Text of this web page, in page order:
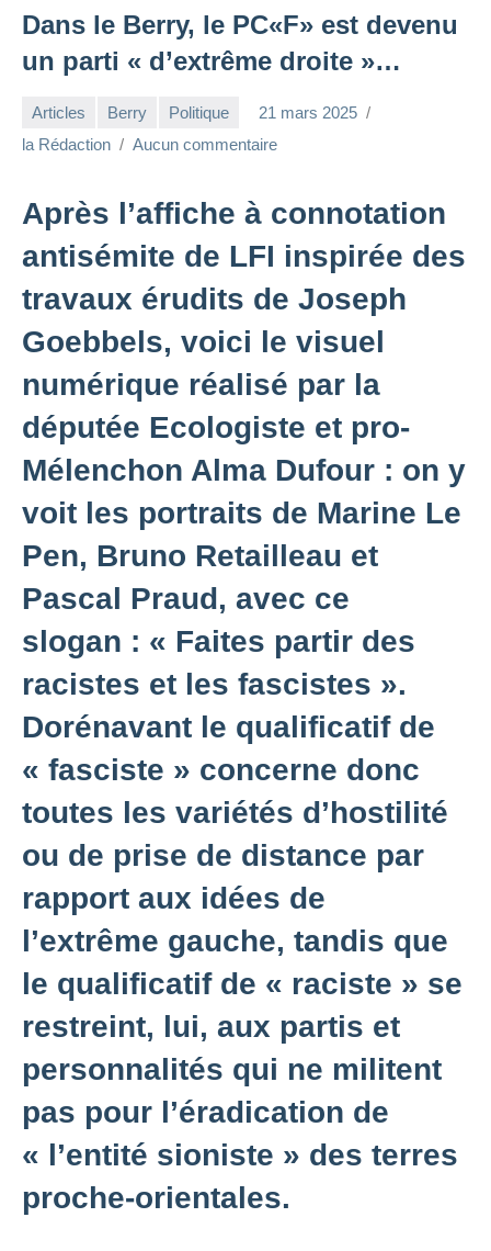
Dans le Berry, le PC«F» est devenu
un parti « d’extrême droite »…
Articles Berry Politique
21 mars 2025
la Rédaction
Aucun commentaire
Après l’affiche à connotation
antisémite de LFI inspirée des
travaux érudits de Joseph
Goebbels, voici le visuel
numérique réalisé par la
députée Ecologiste et pro-
Mélenchon Alma Dufour : on y
voit les portraits de Marine Le
Pen, Bruno Retailleau et
Pascal Praud, avec ce
slogan : « Faites partir des
racistes et les fascistes ».
Dorénavant le qualificatif de
« fasciste » concerne donc
toutes les variétés d’hostilité
ou de prise de distance par
rapport aux idées de
l’extrême gauche, tandis que
le qualificatif de « raciste » se
restreint, lui, aux partis et
personnalités qui ne militent
pas pour l’éradication de
« l’entité sioniste » des terres
proche-orientales.